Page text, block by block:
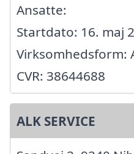
Ansatte:
Startdato: 16. maj
Virksomhedsform:
CVR: 38644688
ALK SERVICE